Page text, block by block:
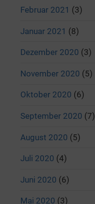
Februar 2021 (3)
Januar 2021 (8)
Dezember 2020 (3)
November 2020 (5)
Oktober 2020 (6)
September 2020 (7)
August 2020 (5)
Juli 2020 (4)
Juni 2020 (6)
Mai 2020 (3)